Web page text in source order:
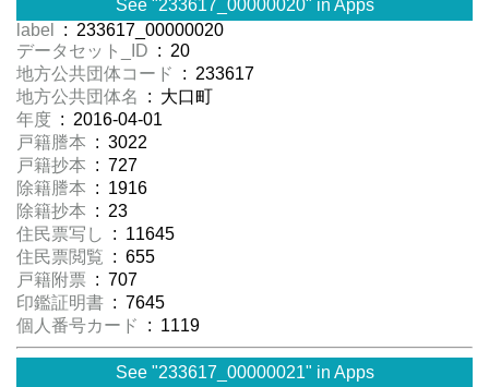
See "233617_00000020" in Apps
label
: 233617_00000020
データセット_ID : 20
地方公共団体コード
: 233617
地方公共団体名
: 大口町
年度 : 2016-04-01
戸籍謄本 : 3022
戸籍抄本 : 727
除籍謄本 : 1916
除籍抄本 : 23
住民票写し
: 11645
住民票閲覧 : 655
戸籍附票 : 707
印鑑証明書 : 7645
個人番号カード
: 1119
See "233617_00000021" in Apps